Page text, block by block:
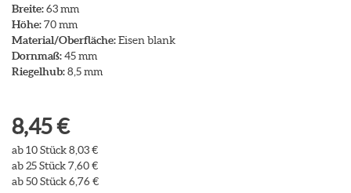
Breite:63 mm
Höhe:70 mm
Material/Oberfläche:Eisen blank
Dornmaß:45 mm
Riegelhub:8,5 mm
8,45 €
ab 10 Stück 8,03 €
ab 25 Stück 7,60 €
ab 50 Stück 6,76 €